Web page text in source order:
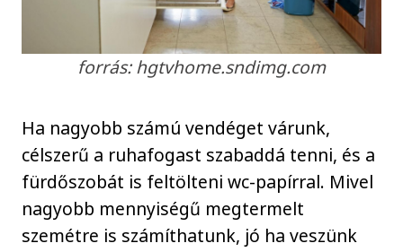
forrás: hgtvhome.sndimg.com
Ha nagyobb számú vendéget várunk,
célszerű a ruhafogast szabaddá tenni, és a
fürdőszobát is feltölteni wc-papírral. Mivel
nagyobb mennyiségű megtermelt
szemétre is számíthatunk, jó ha veszünk